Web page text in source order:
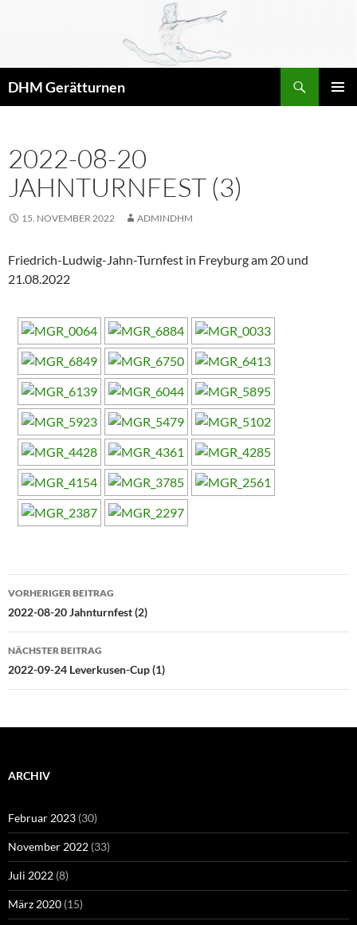
DHM Gerätturnen
2022-08-20
JAHNTURNFEST (3)
15. NOVEMBER 2022 ADMINDHM
Friedrich-Ludwig-Jahn-Turnfest in Freyburg am 20 und
21.08.2022
Beitragsnavigation
VORHERIGER BEITRAG
2022-08-20 Jahnturnfest (2)
NÄCHSTER BEITRAG
2022-09-24 Leverkusen-Cup (1)
ARCHIV
Februar 2023 (30)
November 2022 (33)
Juli 2022 (8)
März 2020 (15)